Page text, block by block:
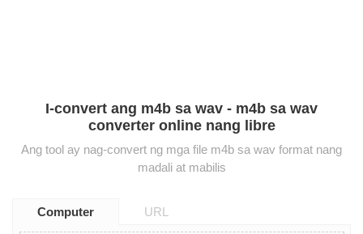
I-convert ang m4b sa wav - m4b sa wav
converter online nang libre
Ang tool ay nag-convert ng mga file m4b sa wav format nang
madali at mabilis
Computer URL